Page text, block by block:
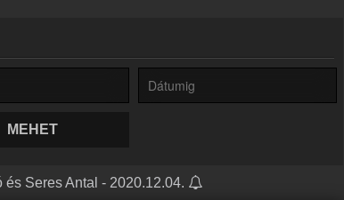
MEHET
Seres Antal - 2020.12.04.